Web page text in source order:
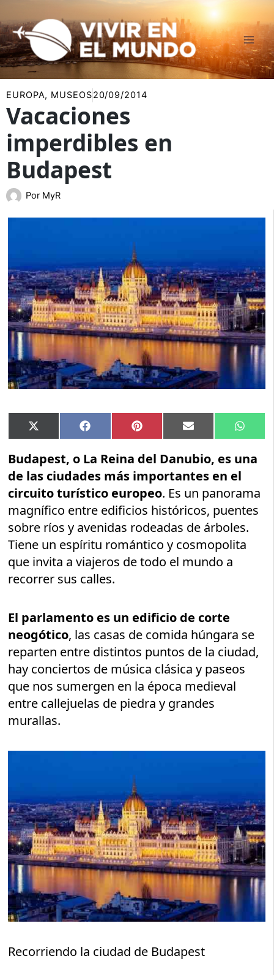
al
contenido
EUROPA, MUSEOS20/09/2014
Vacaciones
imperdibles en
Budapest
Por MyR
Compartir
en
X
(Twitter)
Compartir
en
Facebook Compartir
en
Pinterest Compartir
en
Email
en
Budapest, o La Reina del Danubio, es una
de las ciudades más importantes en el
circuito turístico europeo. Es un panorama
magnífico entre edificios históricos, puentes
sobre ríos y avenidas rodeadas de árboles.
Tiene un espíritu romántico y cosmopolita
que invita a viajeros de todo el mundo a
recorrer sus calles.
El parlamento es un edificio de corte
neogótico, las casas de comida húngara se
reparten entre distintos puntos de la ciudad,
hay conciertos de música clásica y paseos
que nos sumergen en la época medieval
entre callejuelas de piedra y grandes
murallas.
Recorriendo la ciudad de Budapest